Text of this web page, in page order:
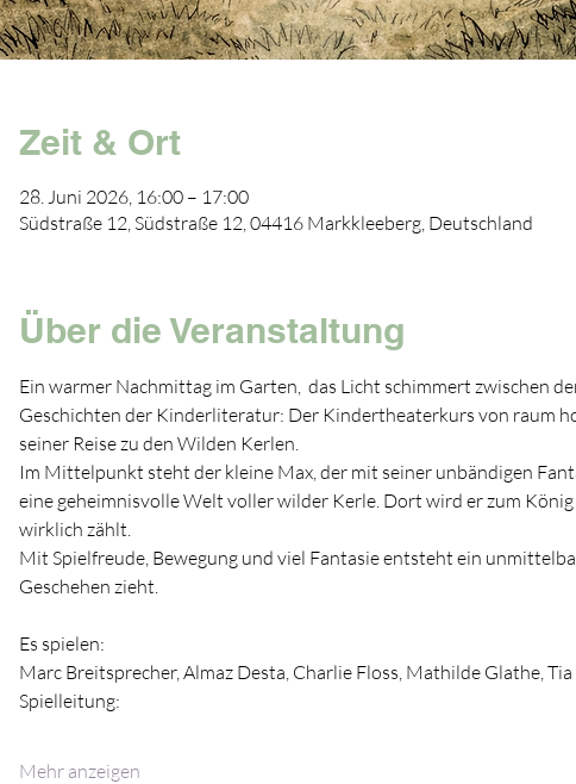
Zeit & Ort
28. Juni 2026, 16:00 – 17:00
Südstraße 12, Südstraße 12, 04416 Markkleeberg, Deutschland
Über die Veranstaltung
Ein warmer Nachmittag im Garten,  das Licht schimmert zwischen
Geschichten der Kinderliteratur: Der Kindertheaterkurs von raum
seiner Reise zu den Wilden Kerlen.
Im Mittelpunkt steht der kleine Max, der mit seiner unbändigen
eine geheimnisvolle Welt voller wilder Kerle. Dort wird er zum
wirklich zählt.
Mit Spielfreude, Bewegung und viel Fantasie entsteht ein
Geschehen zieht.
Es spielen:
Marc Breitsprecher, Almaz Desta, Charlie Floss, Mathilde Glathe,
Spielleitung:
Mehr anzeigen